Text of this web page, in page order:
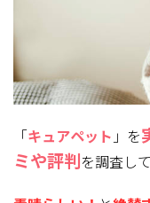
「キュアペット 」を
ミや評判を調査し